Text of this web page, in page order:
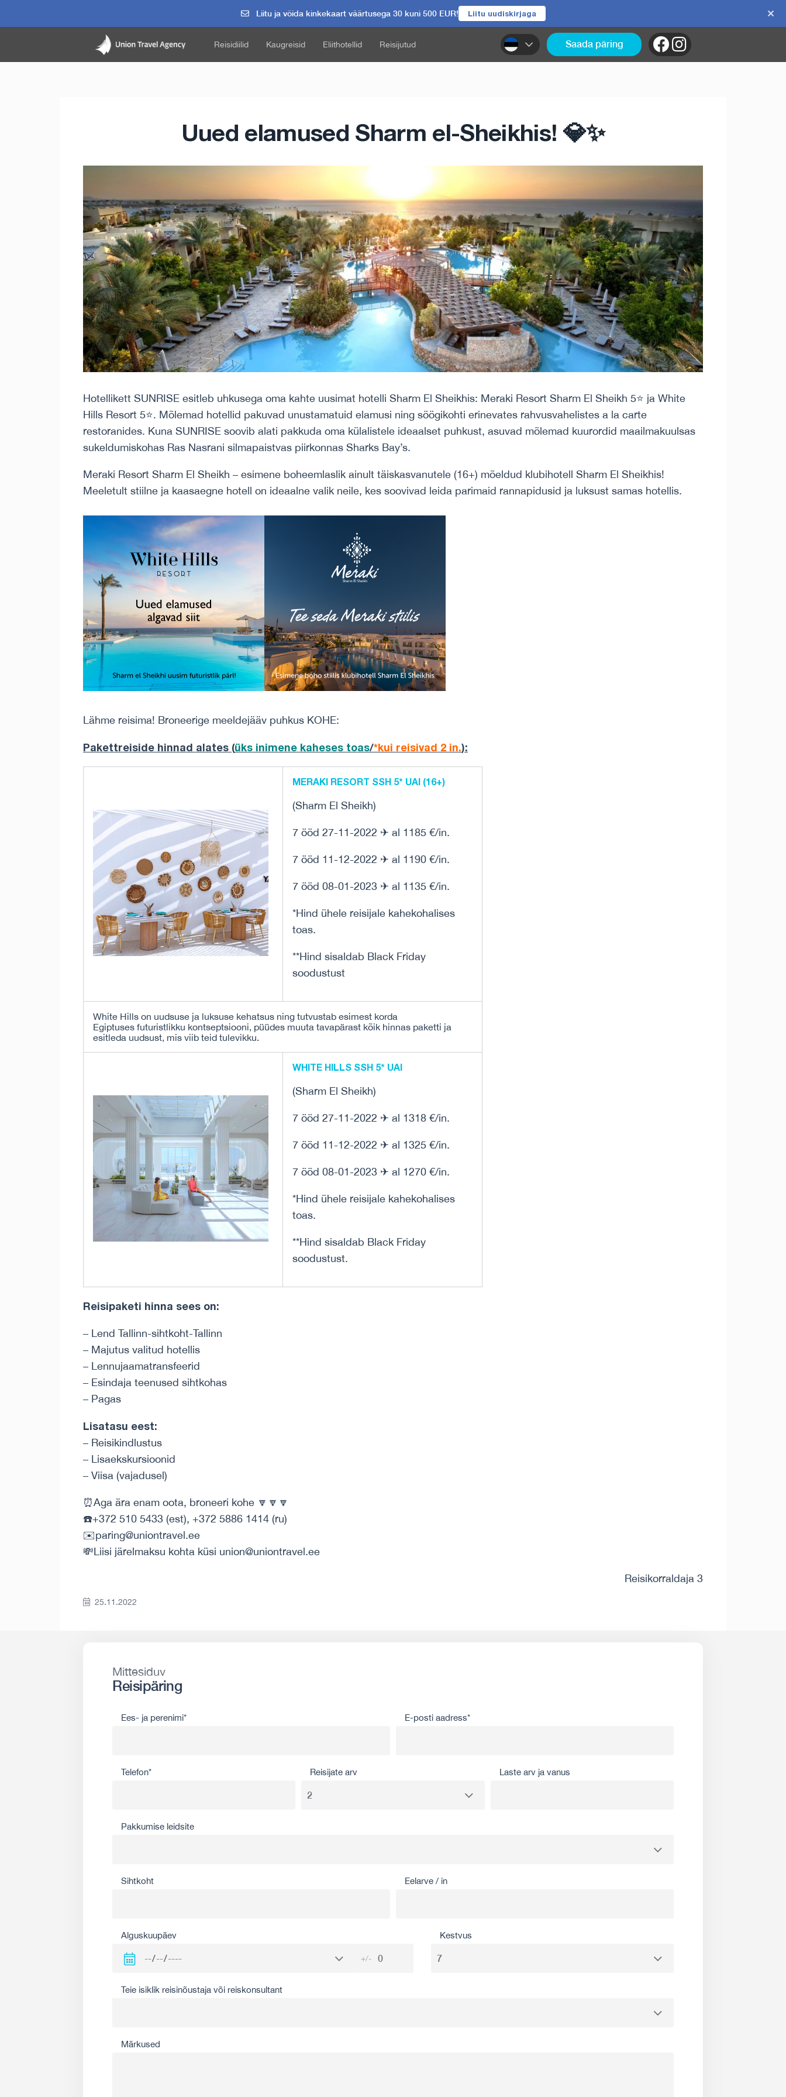
Liitu ja võida kinkekaart väärtusega 30 kuni 500 EUR! Liitu uudiskirjaga
Reisidiilid Kaugreisid Eliithotellid Reisijutud Saada päring
Uued elamused Sharm el-Sheikhis! 💎✨
Hotellikett SUNRISE esitleb uhkusega oma kahte uusimat hotelli Sharm El Sheikhis: Meraki Resort Sharm El Sheikh 5⭐️ ja White
Hills Resort 5⭐️. Mõlemad hotellid pakuvad unustamatuid elamusi ning söögikohti erinevates rahvusvahelistes a la carte
restoranides. Kuna SUNRISE soovib alati pakkuda oma külalistele ideaalset puhkust, asuvad mõlemad kuurordid maailmakuulsas
sukeldumiskohas Ras Nasrani silmapaistvas piirkonnas Sharks Bay’s.
Meraki Resort Sharm El Sheikh – esimene boheemlaslik ainult täiskasvanutele (16+) mõeldud klubihotell Sharm El Sheikhis!
Meeletult stiilne ja kaasaegne hotell on ideaalne valik neile, kes soovivad leida parimaid rannapidusid ja luksust samas hotellis.
Lähme reisima! Broneerige meeldejääv puhkus KOHE:
Pakettreiside hinnad alates (üks inimene kaheses toas/*kui reisivad 2 in.):
MERAKI RESORT SSH 5* UAI (16+)
(Sharm El Sheikh)
7 ööd 27-11-2022 ✈ al 1185 €/in.
7 ööd 11-12-2022 ✈ al 1190 €/in.
7 ööd 08-01-2023 ✈ al 1135 €/in.
*Hind ühele reisijale kahekohalises
toas.
**Hind sisaldab Black Friday
soodustust
White Hills on uudsuse ja luksuse kehatsus ning tutvustab esimest korda
Egiptuses futuristlikku kontseptsiooni, püüdes muuta tavapärast kõik hinnas paketti ja
esitleda uudsust, mis viib teid tulevikku.
WHITE HILLS SSH 5* UAI
(Sharm El Sheikh)
7 ööd 27-11-2022 ✈ al 1318 €/in.
7 ööd 11-12-2022 ✈ al 1325 €/in.
7 ööd 08-01-2023 ✈ al 1270 €/in.
*Hind ühele reisijale kahekohalises
toas.
**Hind sisaldab Black Friday
soodustust.
Reisipaketi hinna sees on:
– Lend Tallinn-sihtkoht-Tallinn
– Majutus valitud hotellis
– Lennujaamatransfeerid
– Esindaja teenused sihtkohas
– Pagas
Lisatasu eest:
– Reisikindlustus
– Lisaekskursioonid
– Viisa (vajadusel)
⏰Aga ära enam oota, broneeri kohe 🔽🔽🔽
☎️+372 510 5433 (est), +372 5886 1414 (ru)
✉️paring@uniontravel.ee
💸Liisi järelmaksu kohta küsi union@uniontravel.ee
Reisikorraldaja 3
25.11.2022
Mittesiduv
Reisipäring
Ees- ja perenimi* E-posti aadress*
Telefon* Reisijate arv Laste arv ja vanus
Pakkumise leidsite
Sihtkoht Eelarve / in
Alguskuupäev
+/-
Kestvus
Teie isiklik reisinõustaja või reiskonsultant
Märkused